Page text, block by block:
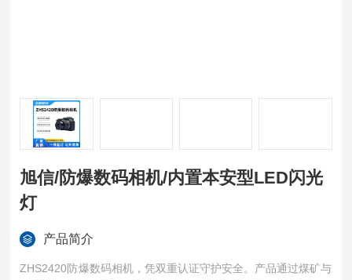
旭信/防爆数码相机/内置本安型LED闪光
灯
产品简介
ZHS2420防爆数码相机，凭双重认证守护安全。产品通过煤矿与